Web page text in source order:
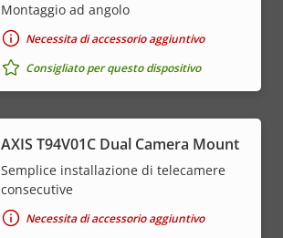
Montaggio ad angolo
Necessita di accessorio aggiuntivo
Consigliato per questo dispositivo
AXIS T94V01C Dual Camera Mount
Semplice installazione di telecamere
consecutive
Necessita di accessorio aggiuntivo